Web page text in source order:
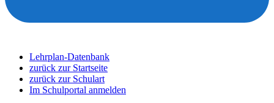
Lehrplan-Datenbank
zurück zur Startseite
zurück zur Schulart
Im Schulportal anmelden